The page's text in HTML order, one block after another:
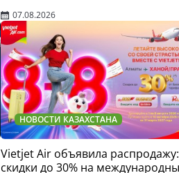
07.08.2026
НОВОСТИ КАЗАХСТАНА
Vietjet Air объявила распродажу:
скидки до 30% на